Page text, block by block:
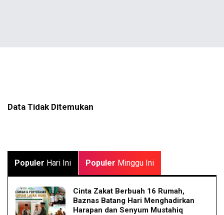
Data Tidak Ditemukan
Populer Hari Ini Populer Minggu Ini
Cinta Zakat Berbuah 16 Rumah,
Baznas Batang Hari Menghadirkan
Harapan dan Senyum Mustahiq